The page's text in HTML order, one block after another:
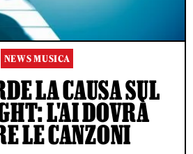
NEWS MUSICA
LA CAUSA SUL
L'AI DOVRÀ
LE CANZONI